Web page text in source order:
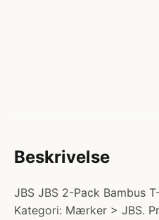
Beskrivelse
JBS JBS 2-Pack Bambus
Kategori: Mærker > JBS.